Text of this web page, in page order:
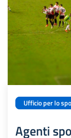
Ufficio per lo
Agenti